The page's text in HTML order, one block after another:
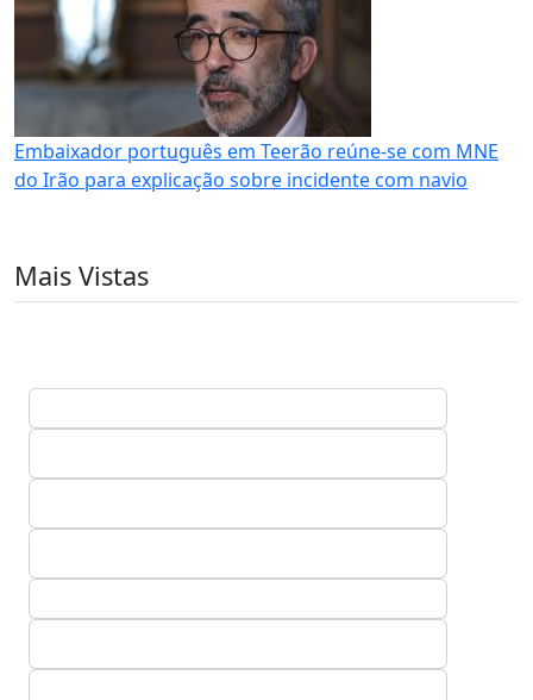
Embaixador português em Teerão reúne-se com MNE
do Irão para explicação sobre incidente com navio
Mais Vistas